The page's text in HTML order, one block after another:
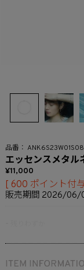
ANK6S23W01S08
エッセンスメタル
11,000
[ 600 ポイント付
販売期間 2026/06/